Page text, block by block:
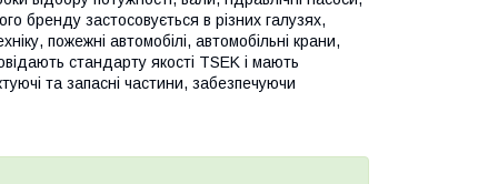
бренду застосовується в різних галузях,
пожежні автомобілі, автомобільні крани,
стандарту якості TSEK і мають
та запасні частини, забезпечуючи